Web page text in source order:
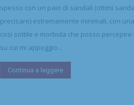
spesso con un paio di sandali (ottimi
precisare) estremamente minimali, con
così sottile e morbida che posso percepire
su cui mi appoggio...
Continua a leggere